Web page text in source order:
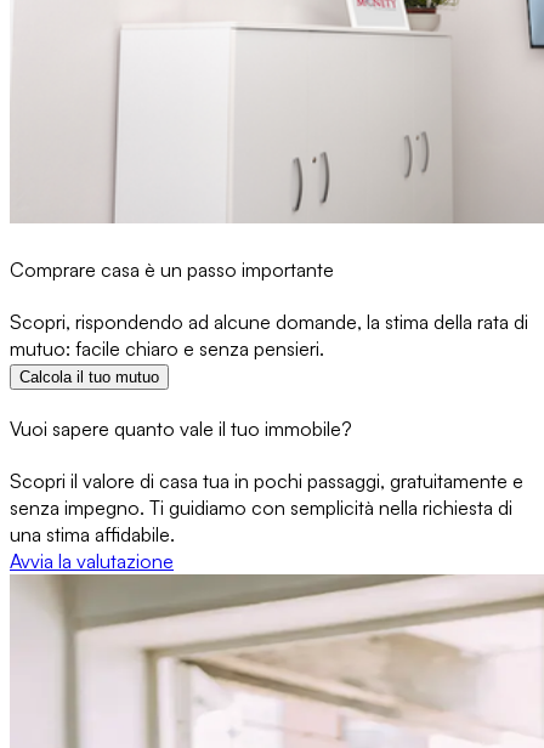
Comprare casa è un passo importante
Scopri, rispondendo ad alcune domande, la stima della rata di
mutuo: facile chiaro e senza pensieri.
Calcola il tuo mutuo
Vuoi sapere quanto vale il tuo immobile?
Scopri il valore di casa tua in pochi passaggi, gratuitamente e
senza impegno. Ti guidiamo con semplicità nella richiesta di
una stima affidabile.
Avvia la valutazione